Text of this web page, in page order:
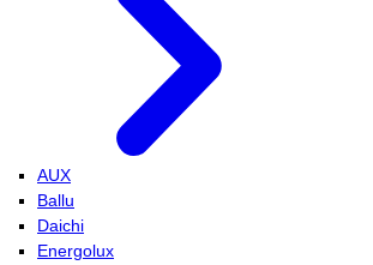
AUX
Ballu
Daichi
Energolux